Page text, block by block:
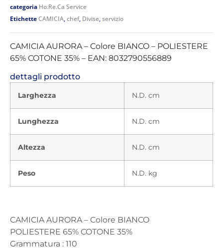
categoria Ho.Re.Ca Service
EtichetteCAMICIA,chef, Divise,servizio
CAMICIA AURORA – Colore BIANCO – POLIESTERE
65% COTONE 35% – EAN: 8032790556889
dettagli prodotto
Larghezza N.D. cm
Lunghezza N.D. cm
Altezza N.D. cm
Peso N.D. kg
CAMICIA AURORA – Colore BIANCO
POLIESTERE 65% COTONE 35%
Grammatura : 110